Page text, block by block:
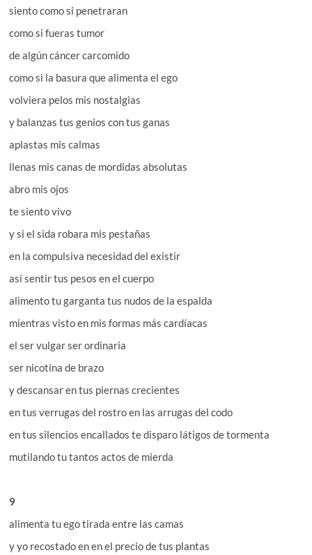
siento como si penetraran
como si fueras tumor
de algún cáncer carcomido
como si la basura que alimenta el ego
volviera pelos mis nostalgias
y balanzas tus genios con tus ganas
aplastas mis calmas
llenas mis canas de mordidas absolutas
abro mis ojos
te siento vivo
y si el sida robara mis pestañas
en la compulsiva necesidad del existir
así sentir tus pesos en el cuerpo
alimento tu garganta tus nudos de la espalda
mientras visto en mis formas más cardíacas
el ser vulgar ser ordinaria
ser nicotina de brazo
y descansar en tus piernas crecientes
en tus verrugas del rostro en las arrugas del codo
en tus silencios encallados te disparo látigos de tormenta
mutilando tu tantos actos de mierda
9
alimenta tu ego tirada entre las camas
y yo recostado en en el precio de tus plantas